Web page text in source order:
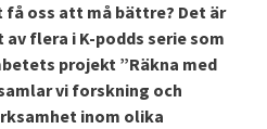
få oss att må bättre? Det är
flera i K-podds serie som
projekt ”Räkna med
vi forskning och
inom olika